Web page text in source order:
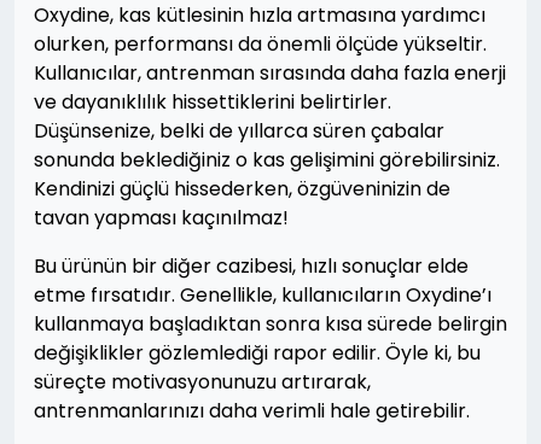
Oxydine, kas kütlesinin hızla artmasına yardımcı
olurken, performansı da önemli ölçüde yükseltir.
Kullanıcılar, antrenman sırasında daha fazla enerji
ve dayanıklılık hissettiklerini belirtirler.
Düşünsenize, belki de yıllarca süren çabalar
sonunda beklediğiniz o kas gelişimini görebilirsiniz.
Kendinizi güçlü hissederken, özgüveninizin de
tavan yapması kaçınılmaz!
Bu ürünün bir diğer cazibesi, hızlı sonuçlar elde
etme fırsatıdır. Genellikle, kullanıcıların Oxydine’ı
kullanmaya başladıktan sonra kısa sürede belirgin
değişiklikler gözlemlediği rapor edilir. Öyle ki, bu
süreçte motivasyonunuzu artırarak,
antrenmanlarınızı daha verimli hale getirebilir.